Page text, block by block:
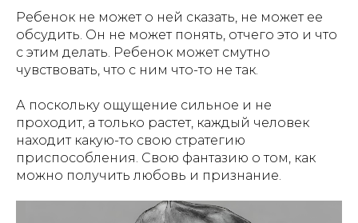
Ребенок не может о ней сказать, не может ее
обсудить. Он не может понять, отчего это и что
с этим делать. Ребенок может смутно
чувствовать, что с ним что-то не так.
А поскольку ощущение сильное и не
проходит, а только растет, каждый человек
находит какую-то свою стратегию
приспособления. Свою фантазию о том, как
можно получить любовь и признание.